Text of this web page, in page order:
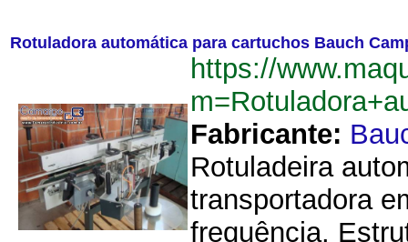
Rotuladora automática para cartuchos Bauch
https://
Fabricante:
Rotuladeira
transportadora
frequência.